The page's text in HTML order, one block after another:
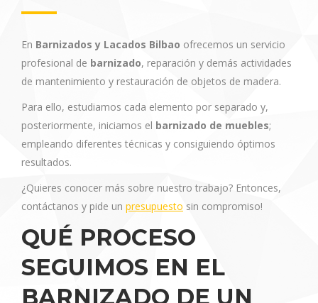
En Barnizados y Lacados Bilbao ofrecemos un servicio
profesional de barnizado, reparación y demás actividades
de mantenimiento y restauración de objetos de madera.
Para ello, estudiamos cada elemento por separado y,
posteriormente, iniciamos el barnizado de muebles;
empleando diferentes técnicas y consiguiendo óptimos
resultados.
¿Quieres conocer más sobre nuestro trabajo? Entonces,
contáctanos y pide un presupuesto sin compromiso!
QUÉ PROCESO
SEGUIMOS EN EL
BARNIZADO DE UN